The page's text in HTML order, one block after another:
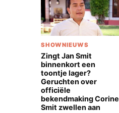
SHOWNIEUWS
Zingt Jan Smit
binnenkort een
toontje lager?
Geruchten over
officiële
bekendmaking Corine
Smit zwellen aan